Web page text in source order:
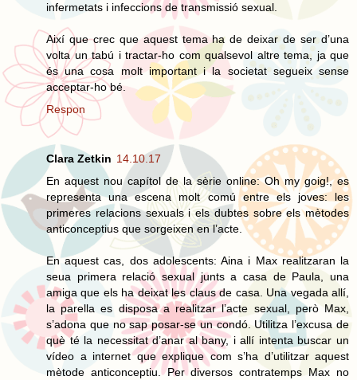
infermetats i infeccions de transmissió sexual.
Així que crec que aquest tema ha de deixar de ser d’una
volta un tabú i tractar-ho com qualsevol altre tema, ja que
és una cosa molt important i la societat segueix sense
acceptar-ho bé.
Respon
Clara Zetkin 14.10.17
En aquest nou capítol de la sèrie online: Oh my goig!, es
representa una escena molt comú entre els joves: les
primeres relacions sexuals i els dubtes sobre els mètodes
anticonceptius que sorgeixen en l’acte.
En aquest cas, dos adolescents: Aina i Max realitzaran la
seua primera relació sexual junts a casa de Paula, una
amiga que els ha deixat les claus de casa. Una vegada allí,
la parella es disposa a realitzar l’acte sexual, però Max,
s’adona que no sap posar-se un condó. Utilitza l’excusa de
què té la necessitat d’anar al bany, i allí intenta buscar un
vídeo a internet que explique com s’ha d’utilitzar aquest
mètode anticonceptiu. Per diversos contratemps Max no